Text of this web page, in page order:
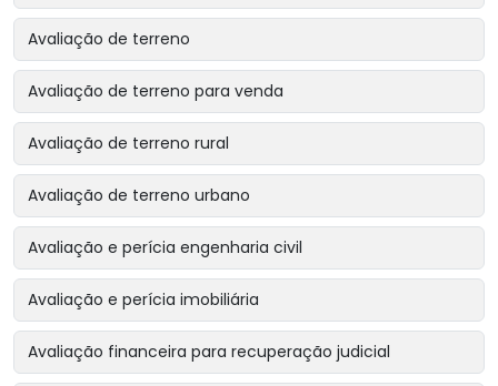
Avaliação de terreno
Avaliação de terreno para venda
Avaliação de terreno rural
Avaliação de terreno urbano
Avaliação e perícia engenharia civil
Avaliação e perícia imobiliária
Avaliação financeira para recuperação judicial